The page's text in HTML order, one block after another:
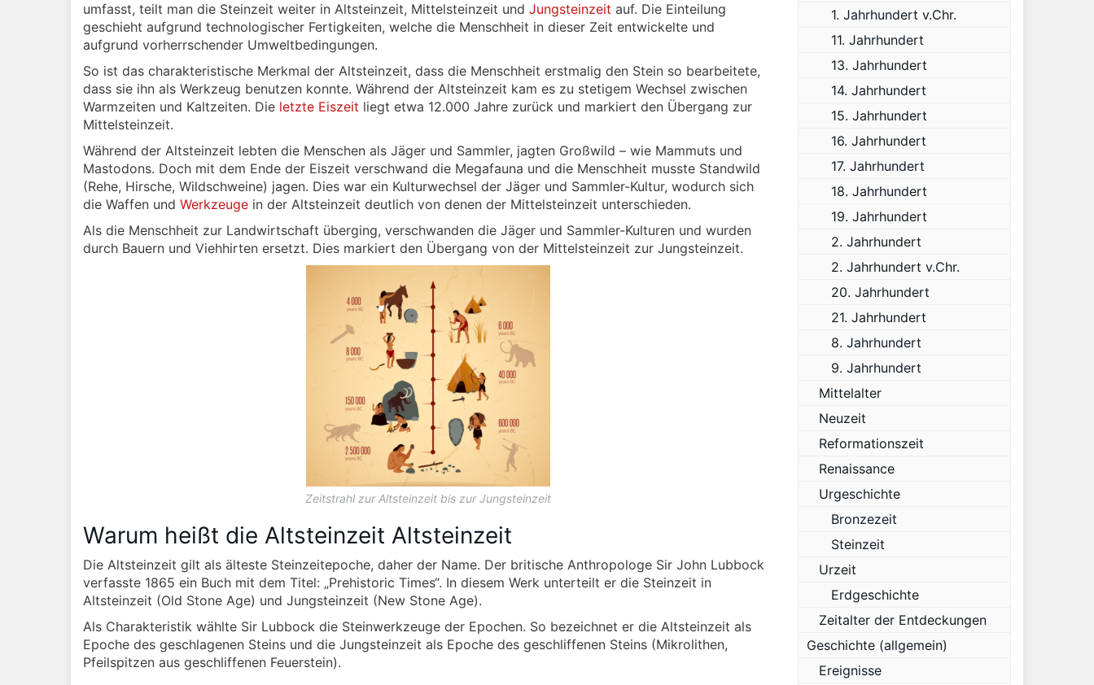
umfasst, teilt man die Steinzeit weiter in Altsteinzeit, Mittelsteinzeit und Jungsteinzeit auf. Die Einteilung
geschieht aufgrund technologischer Fertigkeiten, welche die Menschheit in dieser Zeit entwickelte und
aufgrund vorherrschender Umweltbedingungen.
So ist das charakteristische Merkmal der Altsteinzeit, dass die Menschheit erstmalig den Stein so bearbeitete,
dass sie ihn als Werkzeug benutzen konnte. Während der Altsteinzeit kam es zu stetigem Wechsel zwischen
Warmzeiten und Kaltzeiten. Die letzte Eiszeit liegt etwa 12.000 Jahre zurück und markiert den Übergang zur
Mittelsteinzeit.
Während der Altsteinzeit lebten die Menschen als Jäger und Sammler, jagten Großwild – wie Mammuts und
Mastodons. Doch mit dem Ende der Eiszeit verschwand die Megafauna und die Menschheit musste Standwild
(Rehe, Hirsche, Wildschweine) jagen. Dies war ein Kulturwechsel der Jäger und Sammler-Kultur, wodurch sich
die Waffen und Werkzeuge in der Altsteinzeit deutlich von denen der Mittelsteinzeit unterschieden.
Als die Menschheit zur Landwirtschaft überging, verschwanden die Jäger und Sammler-Kulturen und wurden
durch Bauern und Viehhirten ersetzt. Dies markiert den Übergang von der Mittelsteinzeit zur Jungsteinzeit.
Zeitstrahl zur Altsteinzeit bis zur Jungsteinzeit
Warum heißt die Altsteinzeit Altsteinzeit
Die Altsteinzeit gilt als älteste Steinzeitepoche, daher der Name. Der britische Anthropologe Sir John Lubbock
verfasste 1865 ein Buch mit dem Titel: „Prehistoric Times“. In diesem Werk unterteilt er die Steinzeit in
Altsteinzeit (Old Stone Age) und Jungsteinzeit (New Stone Age).
Als Charakteristik wählte Sir Lubbock die Steinwerkzeuge der Epochen. So bezeichnet er die Altsteinzeit als
Epoche des geschlagenen Steins und die Jungsteinzeit als Epoche des geschliffenen Steins (Mikrolithen,
Pfeilspitzen aus geschliffenen Feuerstein).
1. Jahrhundert v.Chr.
11. Jahrhundert
13. Jahrhundert
14. Jahrhundert
15. Jahrhundert
16. Jahrhundert
17. Jahrhundert
18. Jahrhundert
19. Jahrhundert
2. Jahrhundert
2. Jahrhundert v.Chr.
20. Jahrhundert
21. Jahrhundert
8. Jahrhundert
9. Jahrhundert
Mittelalter
Neuzeit
Reformationszeit
Renaissance
Urgeschichte
Bronzezeit
Steinzeit
Urzeit
Erdgeschichte
Zeitalter der Entdeckungen
Geschichte (allgemein)
Ereignisse